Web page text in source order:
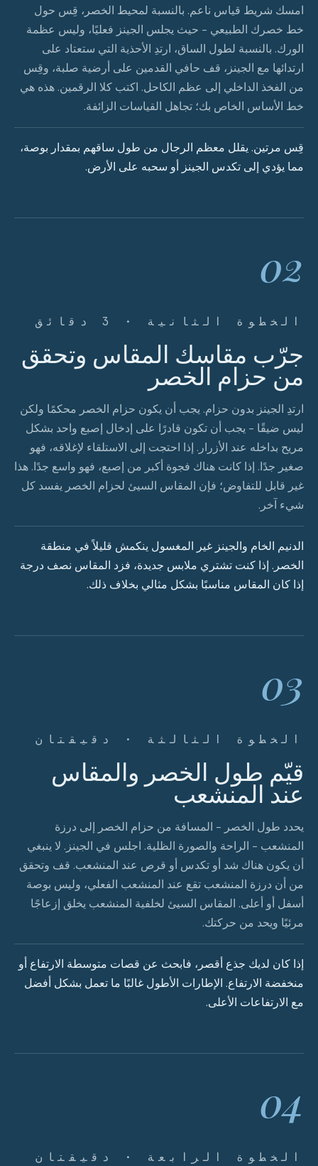
امسك شريط قياس ناعم. بالنسبة لمحيط الخصر، قِس حول
خط خصرك الطبيعي - حيث يجلس الجينز فعليًا، وليس عظمة
الورك. بالنسبة لطول الساق، ارتدِ الأحذية التي ستعتاد على
ارتدائها مع الجينز، قف حافي القدمين على أرضية صلبة، وقِس
من الفخذ الداخلي إلى عظم الكاحل. اكتب كلا الرقمين. هذه هي
خط الأساس الخاص بك؛ تجاهل القياسات الزائفة.
قِس مرتين. يقلل معظم الرجال من طول ساقهم بمقدار بوصة،
مما يؤدي إلى تكدس الجينز أو سحبه على الأرض.
02
الخطوة الثانية · 3 دقائق
جرّب مقاسك المقاس وتحقق
من حزام الخصر
ارتدِ الجينز بدون حزام. يجب أن يكون حزام الخصر محكمًا ولكن
ليس ضيقًا - يجب أن تكون قادرًا على إدخال إصبع واحد بشكل
مريح بداخله عند الأزرار. إذا احتجت إلى الاستلقاء لإغلاقه، فهو
صغير جدًا. إذا كانت هناك فجوة أكبر من إصبع، فهو واسع جدًا. هذا
غير قابل للتفاوض؛ فإن المقاس السيئ لحزام الخصر يفسد كل
شيء آخر.
الدنيم الخام والجينز غير المغسول ينكمش قليلاً في منطقة
الخصر. إذا كنت تشتري ملابس جديدة، فزد المقاس نصف درجة
إذا كان المقاس مناسبًا بشكل مثالي بخلاف ذلك.
03
الخطوة الثالثة · دقيقتان
قيّم طول الخصر والمقاس
عند المنشعب
يحدد طول الخصر - المسافة من حزام الخصر إلى درزة
المنشعب - الراحة والصورة الظلية. اجلس في الجينز. لا ينبغي
أن يكون هناك شد أو تكدس أو قرص عند المنشعب. قف وتحقق
من أن درزة المنشعب تقع عند المنشعب الفعلي، وليس بوصة
أسفل أو أعلى. المقاس السيئ لخلفية المنشعب يخلق إزعاجًا
مرئيًا ويحد من حركتك.
إذا كان لديك جذع أقصر، فابحث عن قصات متوسطة الارتفاع أو
منخفضة الارتفاع. الإطارات الأطول غالبًا ما تعمل بشكل أفضل
مع الارتفاعات الأعلى.
04
الخطوة الرابعة · دقيقتان